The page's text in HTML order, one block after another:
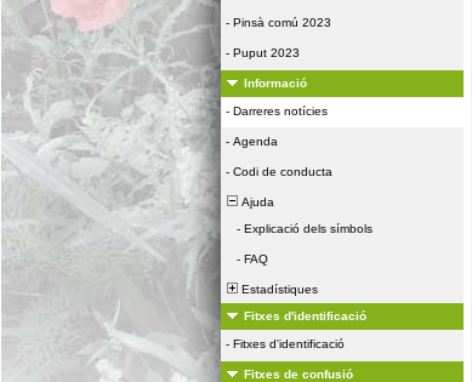
- Pinsà comú 2023
- Puput 2023
Informació
- Darreres notícies
- Agenda
- Codi de conducta
Ajuda
- Explicació dels símbols
- FAQ
Estadístiques
Fitxes d'identificació
- Fitxes d'identificació
Fitxes de confusió